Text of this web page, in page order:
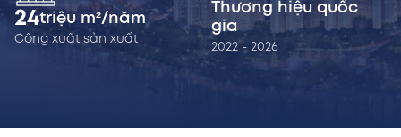
24triệu m²/năm
Công xuất sản xuất
Thương hiệu quốc
gia
2022 - 2026